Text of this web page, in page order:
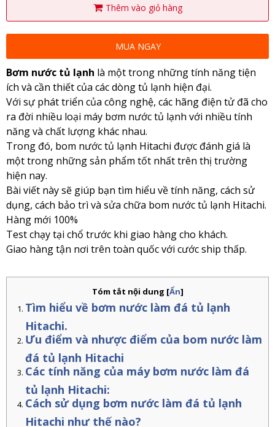
Thêm vào giỏ hàng
MUA NGAY
Bơm nước tủ lạnh là một trong những tính năng tiện
ích và cần thiết của các dòng tủ lạnh hiện đại.
Với sự phát triển của công nghệ, các hãng điện tử đã cho
ra đời nhiều loại máy bơm nước tủ lạnh với nhiều tính
năng và chất lượng khác nhau.
Trong đó, bom nước tủ lạnh Hitachi được đánh giá là
một trong những sản phẩm tốt nhất trên thị trường
hiện nay.
Bài viết này sẽ giúp bạn tìm hiểu về tính năng, cách sử
dụng, cách bảo trì và sửa chữa bom nước tủ lạnh Hitachi.
Hàng mới 100%
Test chạy tại chổ trước khi giao hàng cho khách.
Giao hàng tận nơi trên toàn quốc với cước ship thấp.
Tóm tắt nội dung [Ẩn]
Tìm hiểu về bơm nước làm đá tủ lạnh
Hitachi.
Ưu điểm và nhược điểm của bom nước làm
đá tủ lạnh Hitachi
Các tính năng của máy bơm nước làm đá
tủ lạnh Hitachi:
Cách sử dụng bơm nước làm đá tủ lạnh
Hitachi như thế nào?